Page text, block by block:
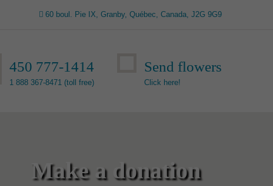
60 boul. Pie IX, Granby, Québec, Canada, J2G 9G9
450 777-1414
1 888 367-8471 (toll free)
Send flowers
Click here!
Make a donation